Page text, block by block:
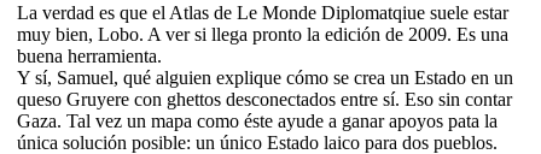
La verdad es que el Atlas de Le Monde Diplomatqiue suele estar
muy bien, Lobo. A ver si llega pronto la edición de 2009. Es una
buena herramienta.
Y sí, Samuel, qué alguien explique cómo se crea un Estado en un
queso Gruyere con ghettos desconectados entre sí. Eso sin contar
Gaza. Tal vez un mapa como éste ayude a ganar apoyos pata la
única solución posible: un único Estado laico para dos pueblos.